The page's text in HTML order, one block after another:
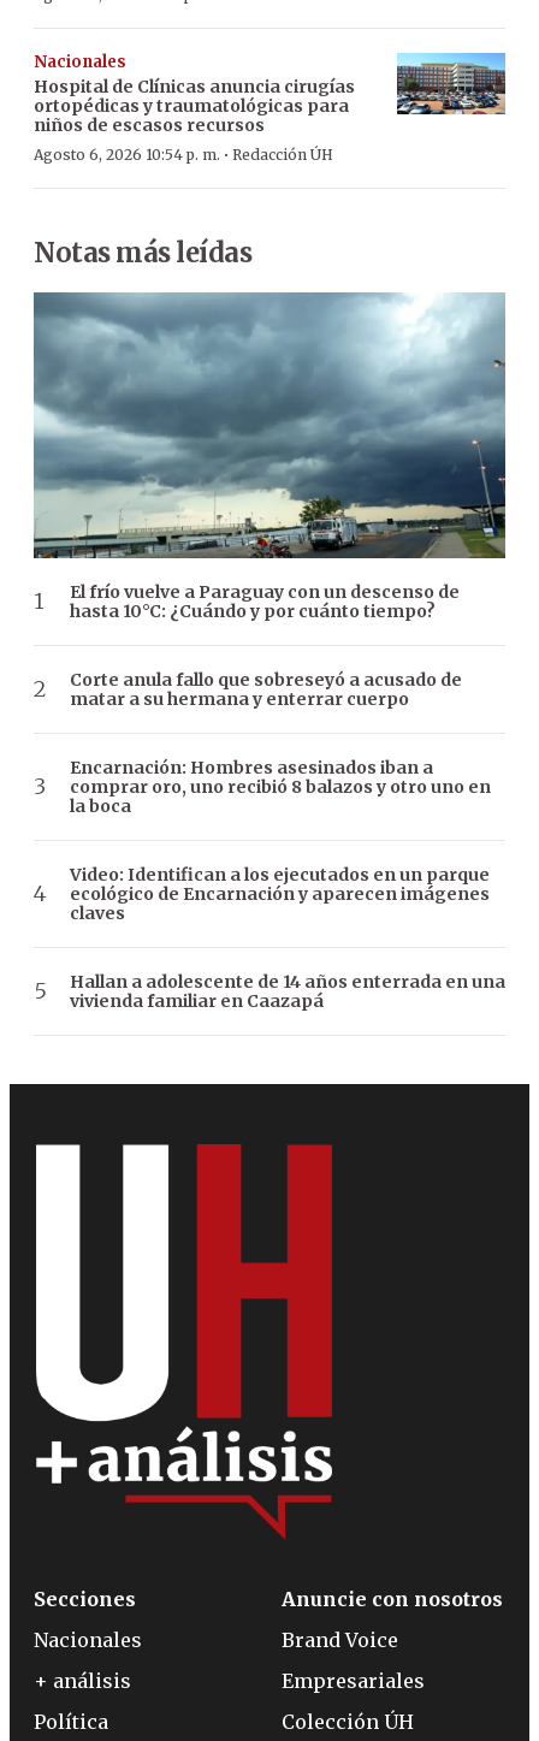
Nacionales
Hospital de Clínicas anuncia cirugías
ortopédicas y traumatológicas para
niños de escasos recursos
Agosto 6, 2026 10:54 p. m. · Redacción ÚH
Notas más leídas
El frío vuelve a Paraguay con un descenso de
hasta 10°C: ¿Cuándo y por cuánto tiempo?
Corte anula fallo que sobreseyó a acusado de
matar a su hermana y enterrar cuerpo
Encarnación: Hombres asesinados iban a
comprar oro, uno recibió 8 balazos y otro uno en
la boca
Video: Identifican a los ejecutados en un parque
ecológico de Encarnación y aparecen imágenes
claves
Hallan a adolescente de 14 años enterrada en una
vivienda familiar en Caazapá
Secciones
Nacionales
+ análisis
Política
Anuncie con nosotros
Brand Voice
Empresariales
Colección ÚH